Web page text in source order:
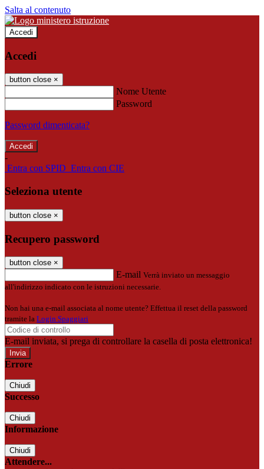
Salta al contenuto
Accedi
Accedi
button close ×
Nome Utente
Password
Password dimenticata?
-
Entra con SPID Entra con CIE
Seleziona utente
button close ×
Recupero password
button close ×
E-mail Verrà inviato un messaggio
all'indirizzo indicato con le istruzioni necessarie.
Non hai una e-mail associata al nome utente? Effettua il reset della password
tramite la Login Spaggiari
E-mail inviata, si prega di controllare la casella di posta elettronica!
Errore
Chiudi
Successo
Chiudi
Informazione
Chiudi
Attendere...